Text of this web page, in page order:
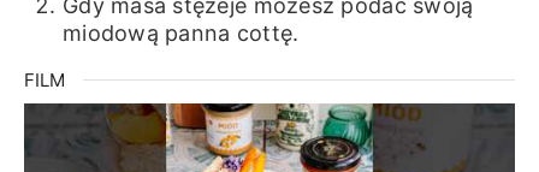
miodową panna cottę.
FILM